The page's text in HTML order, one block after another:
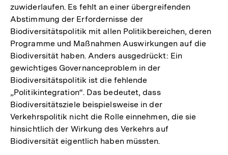
zuwiderlaufen. Es fehlt an einer übergreifenden
Abstimmung der Erfordernisse der
Biodiversitätspolitik mit allen Politikbereichen, deren
Programme und Maßnahmen Auswirkungen auf die
Biodiversität haben. Anders ausgedrückt: Ein
gewichtiges Governanceproblem in der
Biodiversitätspolitik ist die fehlende
„Politikintegration“. Das bedeutet, dass
Biodiversitätsziele beispielsweise in der
Verkehrspolitik nicht die Rolle einnehmen, die sie
hinsichtlich der Wirkung des Verkehrs auf
Biodiversität eigentlich haben müssten.